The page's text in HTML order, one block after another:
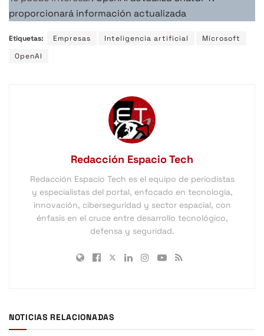
proporcionará información actualizada
Etiquetas: Empresas Inteligencia artificial
Microsoft
OpenAI
Redacción Espacio Tech
Redacción Espacio Tech es el equipo de periodistas
y especialistas del portal, enfocado en tecnología,
innovación, ciberseguridad y sector espacial, con
énfasis en el cruce entre desarrollo tecnológico,
defensa y seguridad.
NOTICIAS RELACIONADAS